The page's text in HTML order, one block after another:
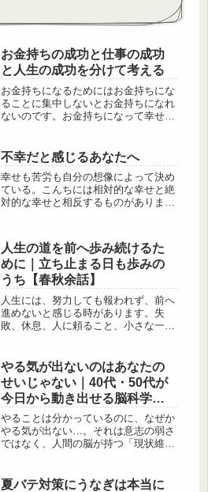
お金持ちの成功と仕事の成功
と人生の成功を分けて考える
お金持ちになるためにはお金持ちにな
ることに集中しないとお金持ちになれ
ないのです。お金持ちになって幸せに
考え方からお金を増やす知識つまり金
融リテラシーが必要なのですお金の情
報と知識ですお金持ちなるために幸せ
であるとか不幸せであることもなにも
関係ないんです。
不幸だと感じるあなたへ
幸せも苦労も自分の想像によって決め
ている。こんちには相対的な幸せと絶
対的な幸せと相反するものがありま
れる「幸せ」のことです。たとえばお
金があれば安心する恋人がいれば安心
する...
人生の道を前へ歩み続けるた
めに｜立ち止まる日も歩みの
うち【春秋余話】
人生には、努力しても報われず、前へ
進めないと感じる時があります。失
敗、休息、人に頼ること、小さな一歩
やる気が出ないのはあなたの
せいじゃない｜40代・50代が
今日から動き出せる脳科学と
小さな習慣
やることは分かっているのに、なぜか
やる気が出ない…。それは意志の弱さ
ではなく、人間の脳が持つ「現状維
スタシス、現状維持バイアス、ドーパ
夏バテ対策にうなぎは本当に